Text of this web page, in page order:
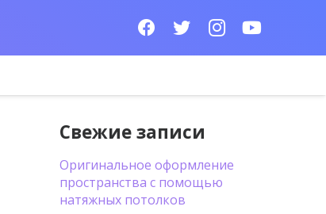
Свежие записи
Оригинальное оформление
пространства с помощью
натяжных потолков